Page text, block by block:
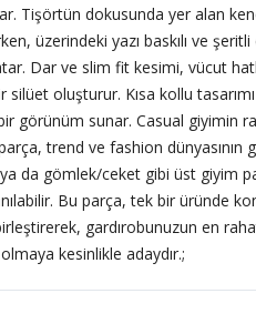
Tişörtün dokusunda yer alan
üzerindeki yazı baskılı ve
Dar ve slim fit kesimi, vücut
oluşturur. Kısa kollu
görünüm sunar. Casual giyimin
trend ve fashion dünyasının
da gömlek/ceket gibi üst giyim
Bu parça, tek bir üründe
gardırobunuzun en
kesinlikle adaydır.;